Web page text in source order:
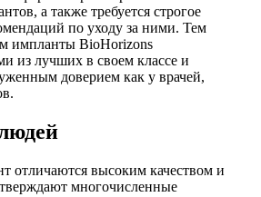
а также требуется строгое
по уходу за ними. Тем
импланты BioHorizons
из лучших в своем классе и
доверием как у врачей,
отличаются высоким качеством и
многочисленные